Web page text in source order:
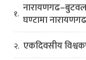
१. घण्टामा
२. एकदिवसीय